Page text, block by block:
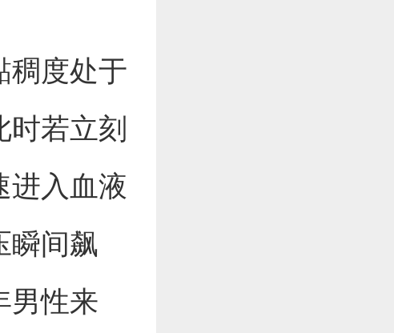
稠度处于
若立刻
进入血液
瞬间飙
男性来